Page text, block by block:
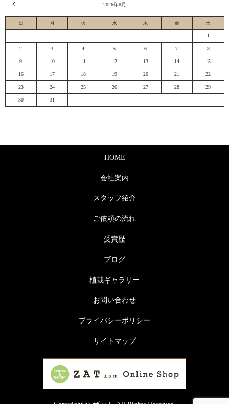
2026年8月
日 月 火 水 木 金 土
1
2 3 4 5 6 7 8
9 10 11 12 13 14 15
16 17 18 19 20 21 22
23 24 25 26 27 28 29
30 31
HOME
会社案内
スタッフ紹介
ご依頼の流れ
受賞歴
ブログ
植栽ギャラリー
お問い合わせ
プライバシーポリシー
サイトマップ